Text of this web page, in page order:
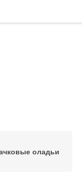
оладьи